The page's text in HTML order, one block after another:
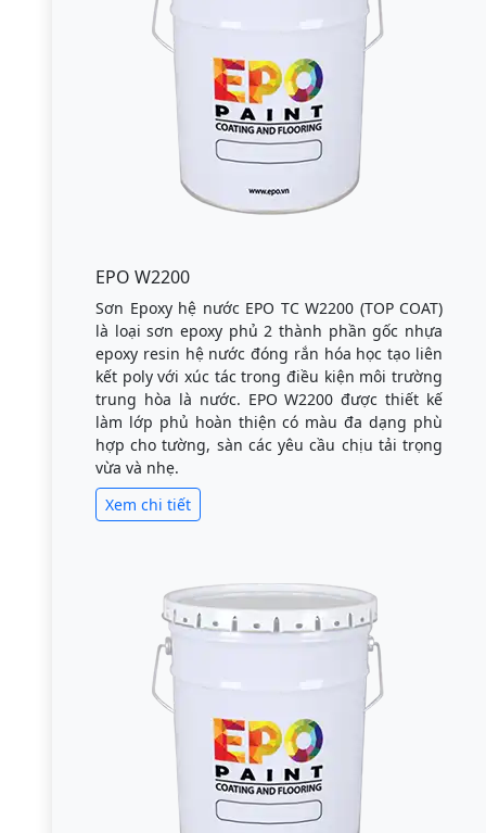
EPO W2200
Sơn Epoxy hệ nước EPO TC W2200 (TOP COAT)
là loại sơn epoxy phủ 2 thành phần gốc nhựa
epoxy resin hệ nước đóng rắn hóa học tạo liên
kết poly với xúc tác trong điều kiện môi trường
trung hòa là nước. EPO W2200 được thiết kế
làm lớp phủ hoàn thiện có màu đa dạng phù
hợp cho tường, sàn các yêu cầu chịu tải trọng
vừa và nhẹ.
Xem chi tiết